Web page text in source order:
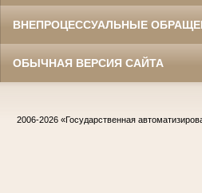
ВНЕПРОЦЕССУАЛЬНЫЕ
ОБЫЧНАЯ ВЕРСИЯ САЙТА
2006-2026 «Государственная